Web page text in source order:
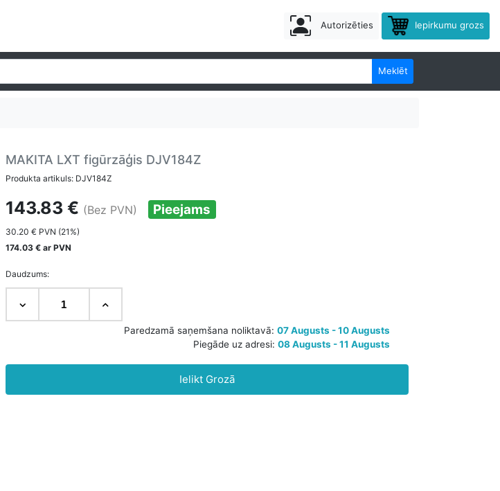
Autorizēties Iepirkumu grozs
Meklēt
MAKITA LXT figūrzāģis DJV184Z
Produkta artikuls: DJV184Z
143.83 € (Bez PVN) Pieejams
30.20 € PVN (21%)
174.03 € ar PVN
Daudzums:
Paredzamā saņemšana noliktavā:07 Augusts - 10 Augusts
Ielikt Grozā